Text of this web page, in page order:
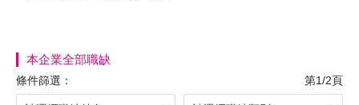
本企業全部職缺
條件篩選： 第1/2頁